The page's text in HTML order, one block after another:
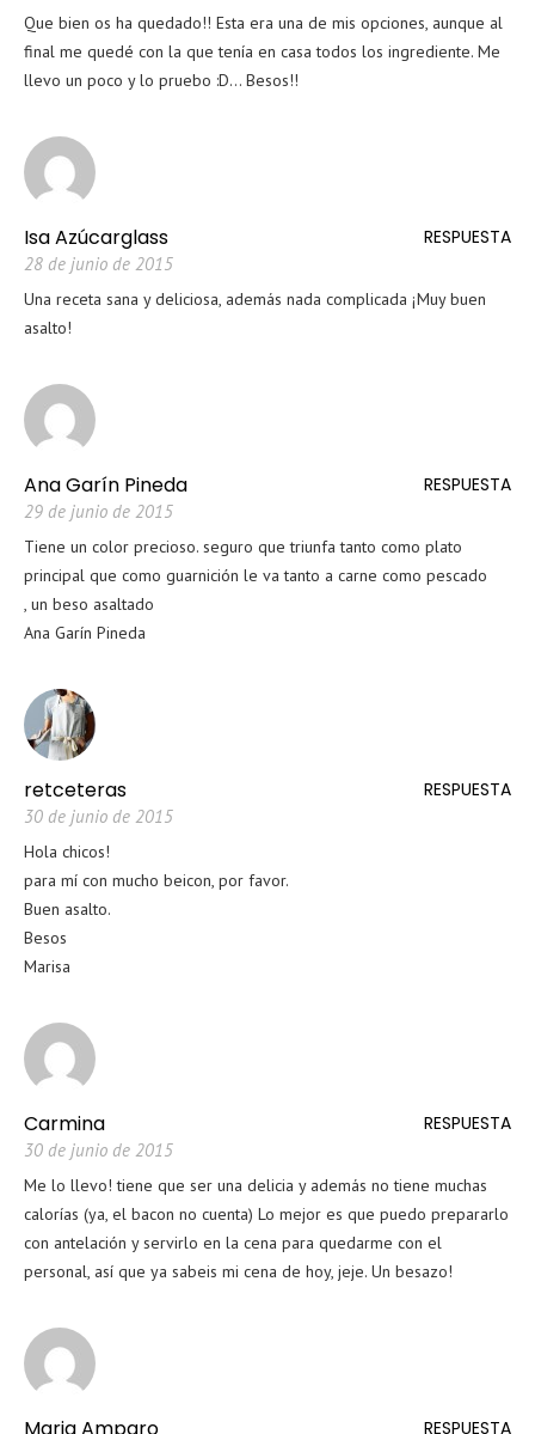
Que bien os ha quedado!! Esta era una de mis opciones, aunque al
final me quedé con la que tenía en casa todos los ingrediente. Me
llevo un poco y lo pruebo :D… Besos!!
RESPUESTA
Isa Azúcarglass
28 de junio de 2015
Una receta sana y deliciosa, además nada complicada ¡Muy buen
asalto!
RESPUESTA
Ana Garín Pineda
29 de junio de 2015
Tiene un color precioso. seguro que triunfa tanto como plato
principal que como guarnición le va tanto a carne como pescado
, un beso asaltado
Ana Garín Pineda
RESPUESTA
retceteras
30 de junio de 2015
Hola chicos!
para mí con mucho beicon, por favor.
Buen asalto.
Besos
Marisa
RESPUESTA
Carmina
30 de junio de 2015
Me lo llevo! tiene que ser una delicia y además no tiene muchas
calorías (ya, el bacon no cuenta) Lo mejor es que puedo prepararlo
con antelación y servirlo en la cena para quedarme con el
personal, así que ya sabeis mi cena de hoy, jeje. Un besazo!
RESPUESTA
Maria Amparo